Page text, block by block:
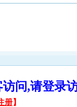
访问,请登
册】